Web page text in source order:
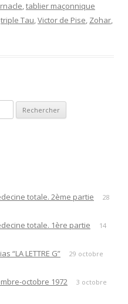
,tablier maçonnique
triple Tau,Victor de Pise, Zohar,
totale. 2ème partie
28
totale. 1ère partie
14
“LA LETTRE G”
29 octobre
octobre 1972
3 octobre